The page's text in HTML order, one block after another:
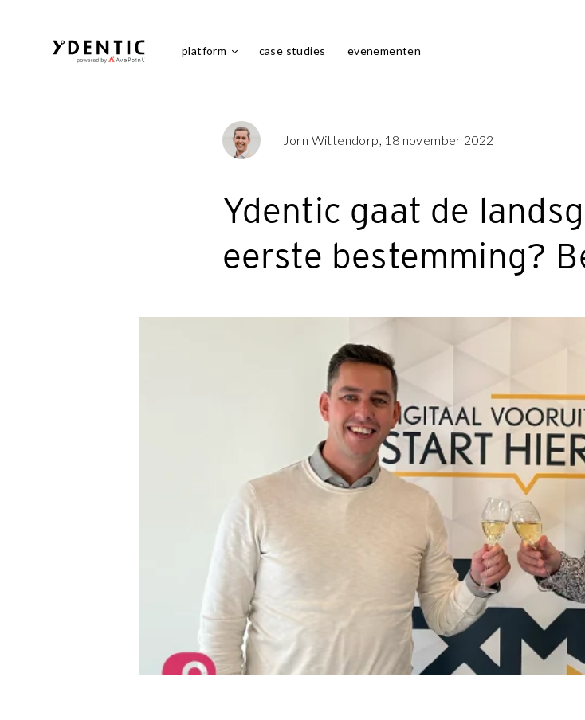
platform case studies evenementen
Jorn Wittendorp, 18 november 2022
Ydentic gaat de
eerste bestemming?